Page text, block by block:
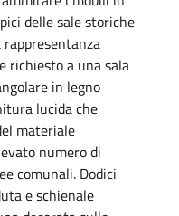
delle sale storiche
richiesto a una sala
in legno
lucida che
materiale
numero di
comunali. Dodici
e schienale